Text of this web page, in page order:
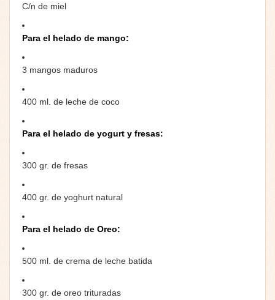
C/n de miel
Para el helado de mango:
3 mangos maduros
400 ml. de leche de coco
Para el helado de yogurt y fresas:
300 gr. de fresas
400 gr. de yoghurt natural
Para el helado de Oreo:
500 ml. de crema de leche batida
300 gr. de oreo trituradas